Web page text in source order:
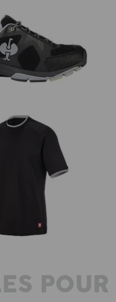
de travail e.s. Thebe II
e.s.ambition
POUR